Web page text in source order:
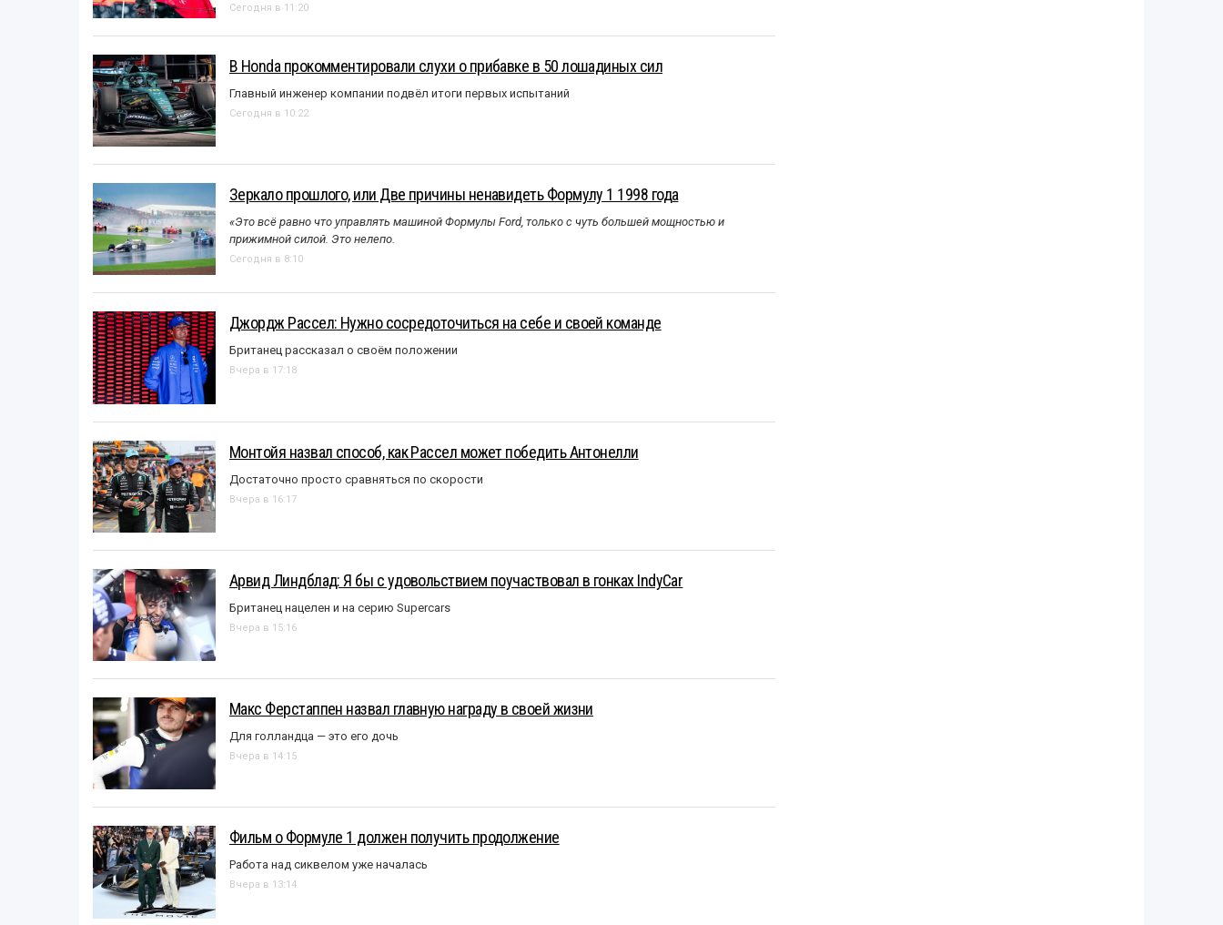
Сегодня в 11:20
В Honda прокомментировали слухи о прибавке в 50 лошадиных сил
Главный инженер компании подвёл итоги первых испытаний
Сегодня в 10:22
Зеркало прошлого, или Две причины ненавидеть Формулу 1 1998 года
«Это всё равно что управлять машиной Формулы Ford, только с чуть большей мощностью и
прижимной силой. Это нелепо.
Сегодня в 8:10
Джордж Рассел: Нужно сосредоточиться на себе и своей команде
Британец рассказал о своём положении
Вчера в 17:18
Монтойя назвал способ, как Рассел может победить Антонелли
Достаточно просто сравняться по скорости
Вчера в 16:17
Арвид Линдблад: Я бы с удовольствием поучаствовал в гонках IndyCar
Британец нацелен и на серию Supercars
Вчера в 15:16
Макс Ферстаппен назвал главную награду в своей жизни
Для голландца — это его дочь
Вчера в 14:15
Фильм о Формуле 1 должен получить продолжение
Работа над сиквелом уже началась
Вчера в 13:14